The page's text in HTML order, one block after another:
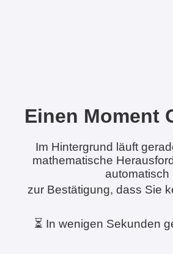
Einen Moment
Im Hintergrund läuft
mathematische
automatisch
zur Bestätigung, dass Sie
⏳ In wenigen Sekunden